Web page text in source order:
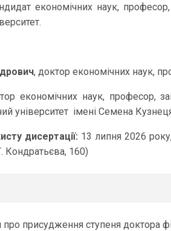
економічних наук,
, доктор економічних наук,
економічних наук, професор,
університет імені Семена
дисертації: 13 липня 2026
Кондратьєва, 160)
про присудження ступеня доктора